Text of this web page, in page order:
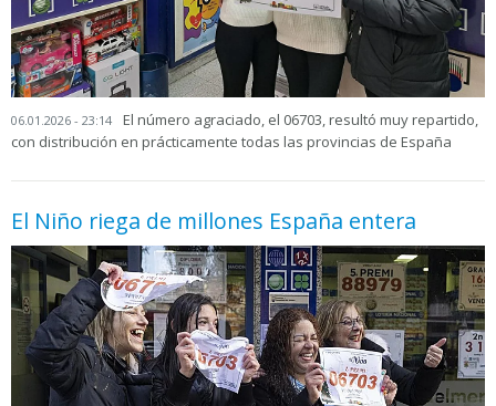
06.01.2026 - 23:14
El número agraciado, el 06703, resultó muy repartido,
con distribución en prácticamente todas las provincias de España
El Niño riega de millones España entera